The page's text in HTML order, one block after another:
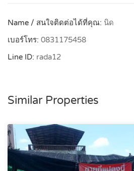
Name / สนใจติดต่อได้ที่คุณ: นิด
เบอร์โทร: 0831175458
Line ID: rada12
Similar Properties